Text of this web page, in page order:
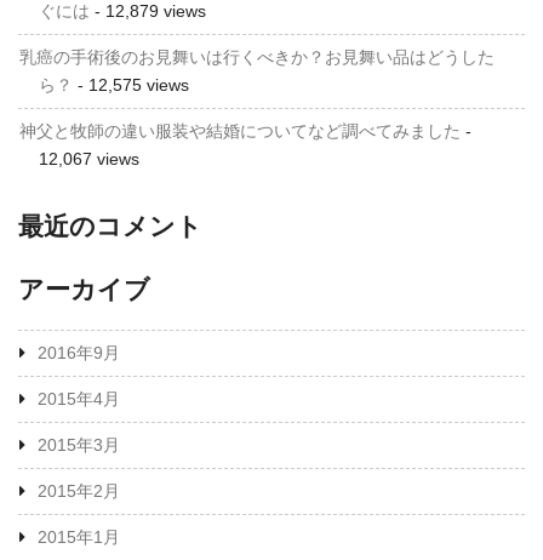
ぐには - 12,879 views
乳癌の手術後のお見舞いは行くべきか？お見舞い品はどうした
ら？ - 12,575 views
神父と牧師の違い服装や結婚についてなど調べてみました -
12,067 views
最近のコメント
アーカイブ
2016年9月
2015年4月
2015年3月
2015年2月
2015年1月